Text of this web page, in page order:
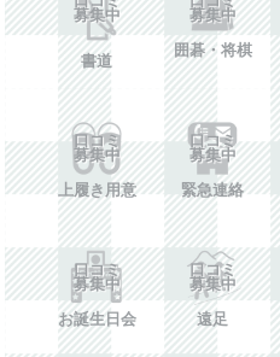
募集中
書道
募集中
囲碁・将棋
口コミ
募集中
上履き用意
口コミ
募集中
緊急連絡
口コミ
募集中
お誕生日会
口コミ
募集中
遠足